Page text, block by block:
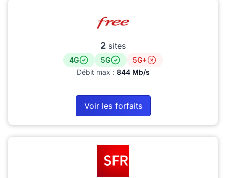
2 sites
4G 5G
5G+
Débit max : 844 Mb/s
Voir les forfaits